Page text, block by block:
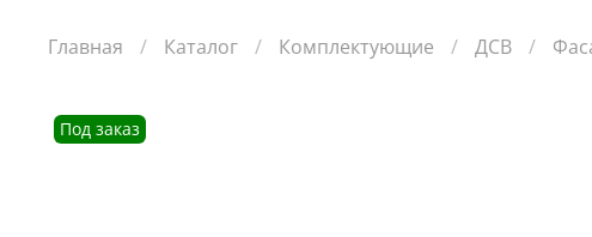
Главная Каталог Комплектующие ДСВ
Под заказ